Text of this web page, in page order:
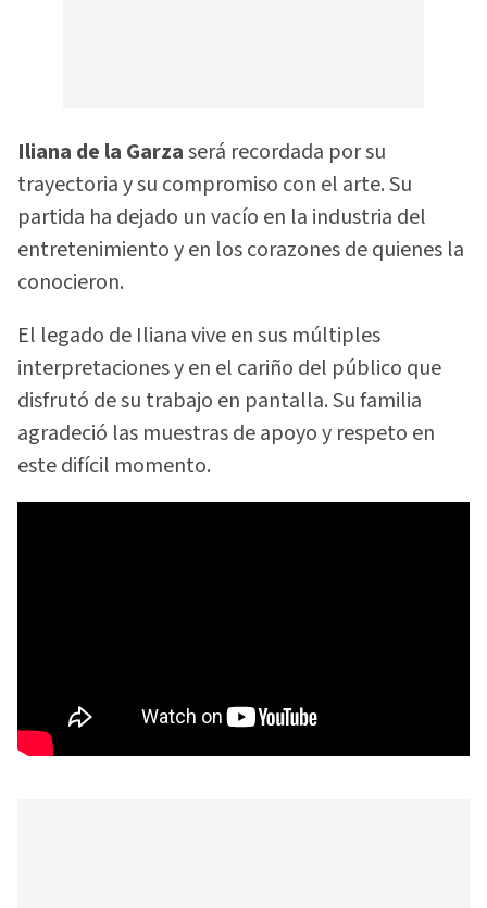
Iliana de la Garzaserá recordada por su
trayectoria y su compromiso con el arte. Su
partida ha dejado un vacío en la industria del
entretenimiento y en los corazones de quienes la
conocieron.
El legado de Iliana vive en sus múltiples
interpretaciones y en el cariño del público que
disfrutó de su trabajo en pantalla. Su familia
agradeció las muestras de apoyo y respeto en
este difícil momento.